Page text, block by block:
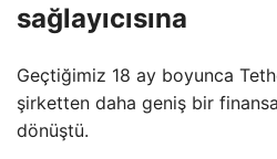
sağlayıcısına
Geçtiğimiz 18 ay boyunca
şirketten daha geniş bir
dönüştü.